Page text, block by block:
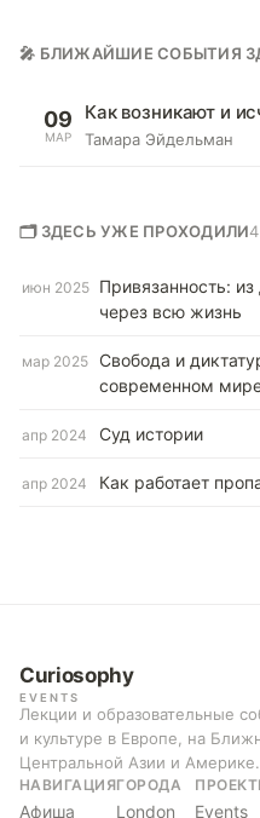
🎤 БЛИЖАЙШИЕ СОБЫТИЯ
09
МАР
Как возникают и
Тамара Эйдельман
🗂 ЗДЕСЬ УЖЕ ПРОХОДИЛИ4
июн 2025 Привязанность: из
через всю жизнь
мар 2025
Свобода и
современном
апр 2024 Суд истории
апр 2024 Как работает
Curiosophy
EVENTS
Лекции и образовательные
и культуре в Европе, на
Центральной Азии и Америке.
НАВИГАЦИЯ
Афиша
ГОРОДА
London Events